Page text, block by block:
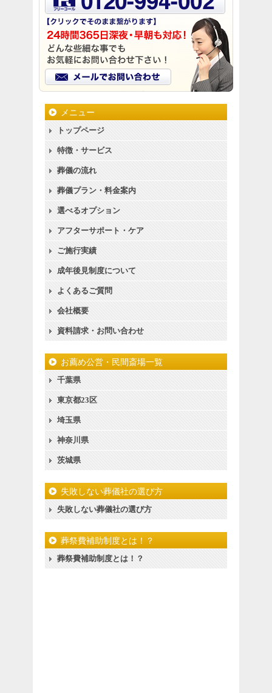
メニュー
トップページ
特徴・サービス
葬儀の流れ
葬儀プラン・料金案内
選べるオプション
アフターサポート・ケア
ご施行実績
成年後見制度について
よくあるご質問
会社概要
資料請求・お問い合わせ
お薦め公営・民間斎場一覧
千葉県
東京都23区
埼玉県
神奈川県
茨城県
失敗しない葬儀社の選び方
失敗しない葬儀社の選び方
葬祭費補助制度とは！？
葬祭費補助制度とは！？